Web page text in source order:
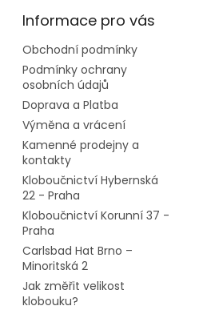
Informace pro vás
Obchodní podmínky
Podmínky ochrany
osobních údajů
Doprava a Platba
Výměna a vrácení
Kamenné prodejny a
kontakty
Kloboučnictví Hybernská
22 - Praha
Kloboučnictví Korunní 37 -
Praha
Carlsbad Hat Brno –
Minoritská 2
Jak změřit velikost
klobouku?